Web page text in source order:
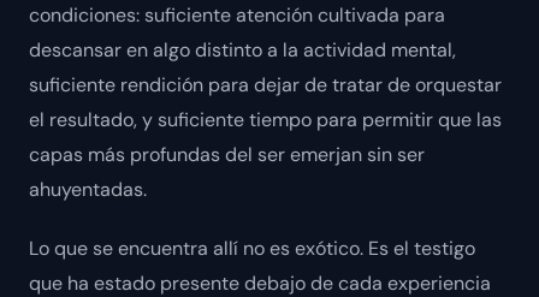
condiciones: suficiente atención cultivada para
descansar en algo distinto a la actividad mental,
suficiente rendición para dejar de tratar de orquestar
el resultado, y suficiente tiempo para permitir que las
capas más profundas del ser emerjan sin ser
ahuyentadas.
Lo que se encuentra allí no es exótico. Es el testigo
que ha estado presente debajo de cada experiencia